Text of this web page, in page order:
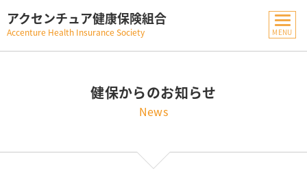
アクセンチュア健康保険組合
Accenture Health Insurance Society
健保からのお知らせ
News